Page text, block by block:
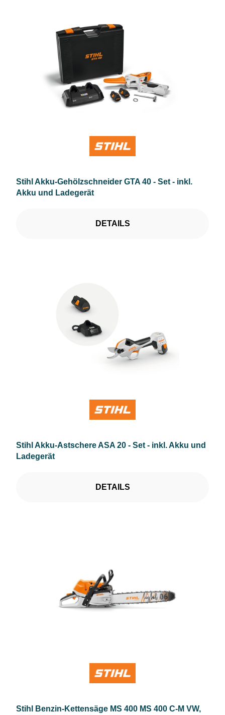
Stihl Akku-Gehölzschneider GTA 40 - Set - inkl.
Akku und Ladegerät
DETAILS
Stihl Akku-Astschere ASA 20 - Set - inkl. Akku und
Ladegerät
DETAILS
Stihl Benzin-Kettensäge MS 400 MS 400 C-M VW,